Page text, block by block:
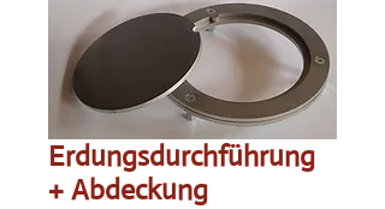
Erdungsdurchführung
+ Abdeckung